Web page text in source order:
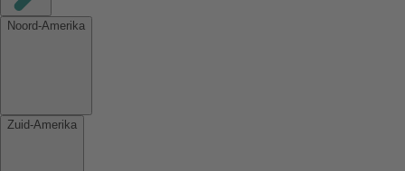
Noord-Amerika
Zuid-Amerika